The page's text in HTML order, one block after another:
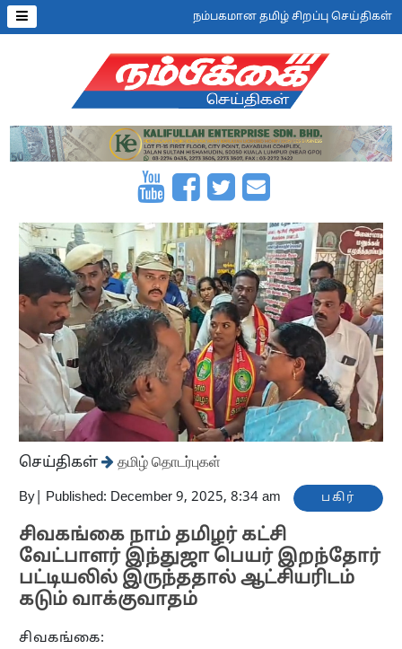
நம்பகமான தமிழ் சிறப்பு செய்திகள்
செய்திகள் தமிழ் தொடர்புகள்
By Published: December 9, 2025, 8:34 am பகிர்
சிவகங்கை நாம் தமிழர் கட்சி
வேட்பாளர் இந்துஜா பெயர் இறந்தோர்
பட்டியலில் இருந்ததால் ஆட்சியரிடம்
கடும் வாக்குவாதம்
சிவகங்கை: